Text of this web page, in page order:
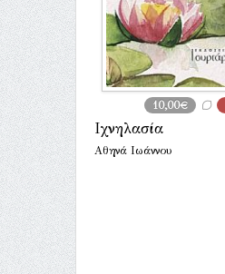
10,00€
Ιχνηλασία
Αθηνά Ιωάννου